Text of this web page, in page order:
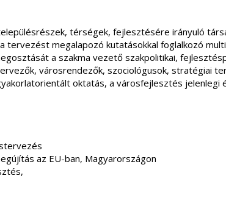
térségek, fejlesztésére irányuló
tervezést megalapozó kutatásokkal foglalkozó
a szakma vezető szakpolitikai,
városrendezők, szociológusok, stratégiai
oktatás, a városfejlesztés jelenlegi
az EU-ban, Magyarországon